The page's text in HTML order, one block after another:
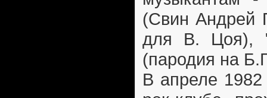
(Свин Андрей
для В. Цоя),
(пародия на
В апреле 1982